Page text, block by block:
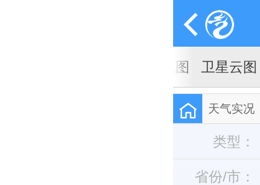
天气图 卫星云图
天气实况
类型：
省份/市：